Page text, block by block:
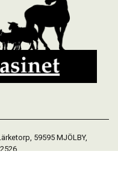
59595 MJÖLBY,